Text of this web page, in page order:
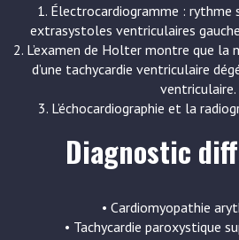
1. Électrocardiogramme : rythme
extrasystoles ventriculaires
2. L’examen de Holter montre que la
d’une tachycardie ventriculaire
ventriculaire.
3. L’échocardiographie et la
Diagnostic
• Cardiomyopathie
• Tachycardie paroxystique